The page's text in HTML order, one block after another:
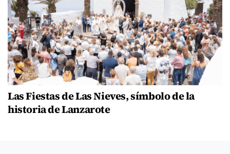
Las Fiestas de Las Nieves, símbolo de la
historia de Lanzarote